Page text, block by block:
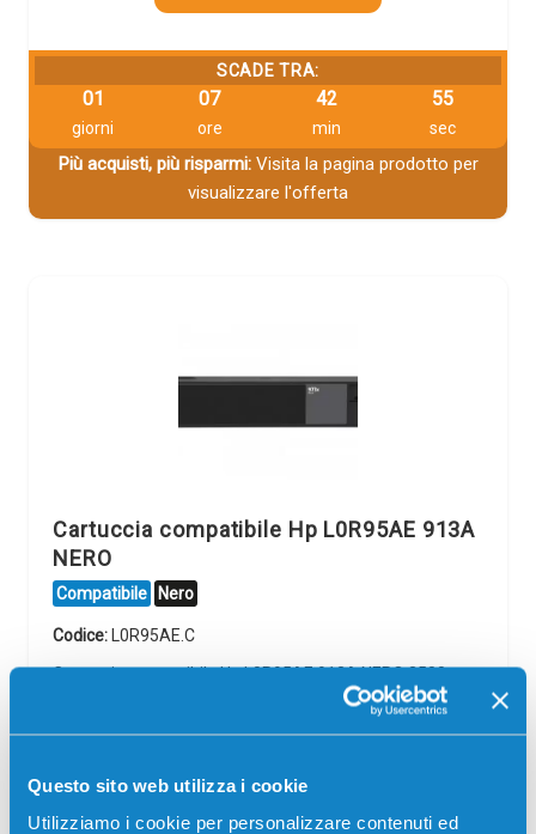
Questo sito web utilizza i cookie
Utilizziamo i cookie per personalizzare contenuti ed
SCADE TRA:
01
giorni
07
ore
42
min
55
sec
Più acquisti, più risparmi:Visita la pagina prodotto per
visualizzare l'offerta
Cartuccia compatibile Hp L0R95AE 913A
NERO
Compatibile Nero
Codice: L0R95AE.C
Cartuccia compatibile Hp L0R95AE 913A NERO 3500
pagine per Stampanti: Hp PAGEWIDE MANAGED MFP
P55250DW, Hp PAGEWIDE MANAGED MFP P57750DW, Hp
PAGEWIDE PRO 352DW, Hp…
35,00€